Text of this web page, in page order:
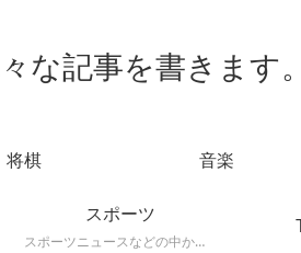
な記事を書きます
将棋 音楽
スポーツ
スポーツニュースなどの中から感じた事を書きます。